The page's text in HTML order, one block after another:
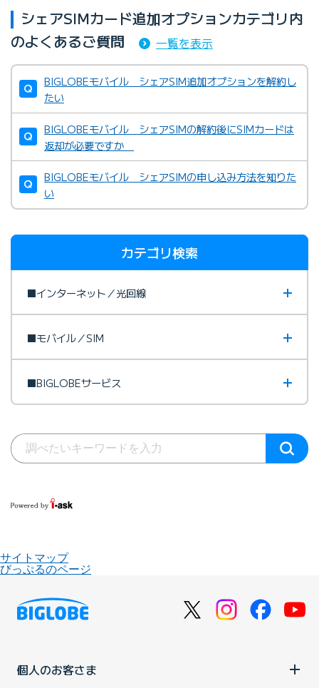
シェアSIMカード追加オプションカテゴリ内
のよくあるご質問
一覧を表示
BIGLOBEモバイル シェアSIM追加オプションを解約し
たい
BIGLOBEモバイル シェアSIMの解約後にSIMカードは
返却が必要ですか
BIGLOBEモバイル シェアSIMの申し込み方法を知りた
い
カテゴリ検索
■インターネット／光回線
■モバイル／SIM
■BIGLOBEサービス
サイトマップ
びっぷるのページ
個人のお客さま